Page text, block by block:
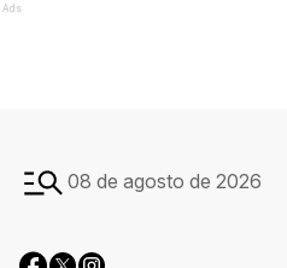
Ads
08 de agosto de 2026